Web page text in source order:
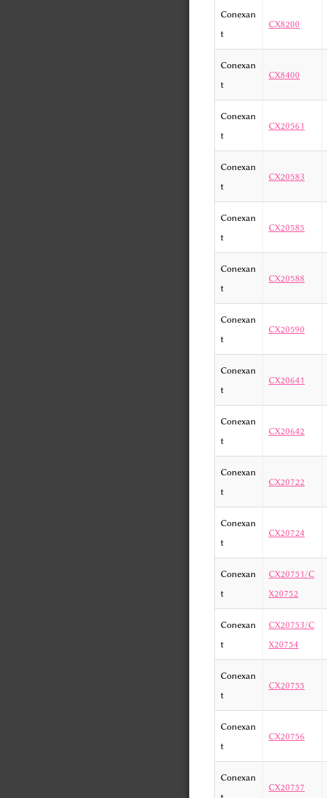
Conexan
t
CX8200
Conexan
t
CX8400
Conexan
t
CX20561
Conexan
t
CX20583
Conexan
t
CX20585
Conexan
t
CX20588
Conexan
t
CX20590
Conexan
t
CX20641
Conexan
t
CX20642
Conexan
t
CX20722
Conexan
t
CX20724
Conexan
t
CX20751/C
X20752
Conexan
t
CX20753/C
X20754
Conexan
t
CX20755
Conexan
t
CX20756
Conexan
CX20757